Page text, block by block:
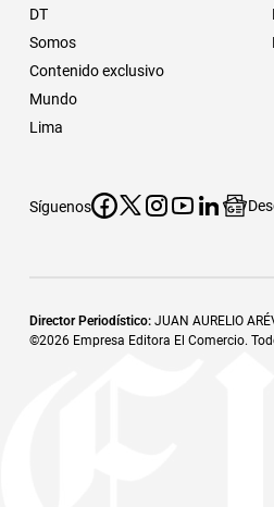
DT
Somos
Contenido exclusivo
Mundo
Lima
Síguenos
Director Periodístico: JUAN AURELIO
©2026 Empresa Editora El Comercio.